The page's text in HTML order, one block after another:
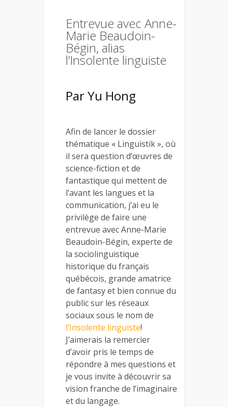
Entrevue avec Anne-
Marie Beaudoin-
Bégin, alias
l’Insolente linguiste
Par Yu Hong
Afin de lancer le dossier
thématique « Linguistik », où
il sera question d’œuvres de
science-fiction et de
fantastique qui mettent de
l’avant les langues et la
communication, j’ai eu le
privilège de faire une
entrevue avec Anne-Marie
Beaudoin-Bégin, experte de
la sociolinguistique
historique du français
québécois, grande amatrice
de fantasy et bien connue du
public sur les réseaux
sociaux sous le nom de
l’Insolente linguiste!
J’aimerais la remercier
d’avoir pris le temps de
répondre à mes questions et
je vous invite à découvrir sa
vision franche de l’imaginaire
et du langage.